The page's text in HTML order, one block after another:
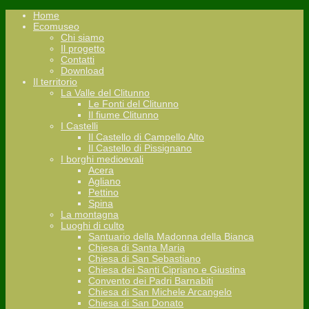
Home
Ecomuseo
Chi siamo
Il progetto
Contatti
Download
Il territorio
La Valle del Clitunno
Le Fonti del Clitunno
Il fiume Clitunno
I Castelli
Il Castello di Campello Alto
Il Castello di Pissignano
I borghi medioevali
Acera
Agliano
Pettino
Spina
La montagna
Luoghi di culto
Santuario della Madonna della Bianca
Chiesa di Santa Maria
Chiesa di San Sebastiano
Chiesa dei Santi Cipriano e Giustina
Convento dei Padri Barnabiti
Chiesa di San Michele Arcangelo
Chiesa di San Donato